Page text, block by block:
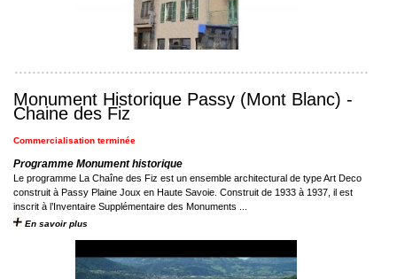
Monument Historique Passy (Mont Blanc) -
Chaine des Fiz
Commercialisation terminée
Programme Monument historique
Le programme La Chaîne des Fiz est un ensemble architectural de type Art Deco
construit à Passy Plaine Joux en Haute Savoie. Construit de 1933 à 1937, il est
inscrit à l’Inventaire Supplémentaire des Monuments ...
En savoir plus